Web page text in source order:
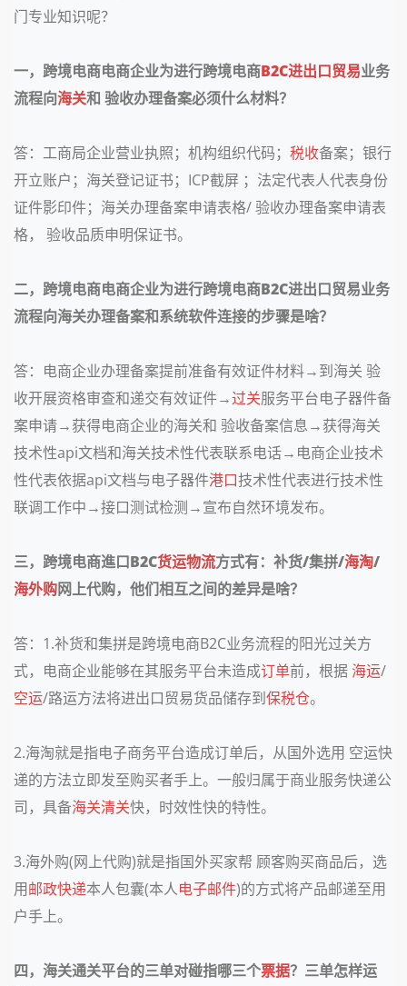
门专业知识呢？
一，跨境电商电商企业为进行跨境电商B2C进出口贸易业务
流程向海关和 验收办理备案必须什么材料？
答：工商局企业营业执照；机构组织代码； 税收备案；银行
开立账户；海关登记证书； ICP截屏 ；法定代表人代表身份
证件影印件；海关办理备案申请表格/验收办理备案申请表
格， 验收品质申明保证书。
二，跨境电商电商企业为进行跨境电商B2C进出口贸易业务
流程向海关办理备案和系统软件连接的步骤是啥？
答：电商企业办理备案提前准备有效证件材料→到海关 验
收开展资格审查和递交有效证件→过关服务平台电子器件备
案申请→获得电商企业的海关和 验收备案信息→获得海关
技术性api文档和海关技术性代表联系电话→电商企业技术
性代表依据api文档与电子器件港口技术性代表进行技术性
联调工作中→接口测试检测→宣布自然环境发布。
三，跨境电商進口B2C货运物流方式有：补货/集拼/海淘/
海外购网上代购，他们相互之间的差异是啥？
答： 1.补货和集拼是跨境电商B2C业务流程的阳光过关方
式，电商企业能够在其服务平台未造成订单前，根据 海运/
空运/路运方法将进出口贸易货品储存到保税仓。
2.海淘就是指电子商务平台造成订单后，从国外选用 空运快
递的方法立即发至购买者手上。一般归属于商业服务快递公
司，具备海关清关快，时效性快的特性。
3.海外购(网上代购)就是指国外买家帮 顾客购买商品后，选
用邮政快递本人包囊(本人电子邮件)的方式将产品邮递至用
户手上。
四，海关通关平台的三单对碰指哪三个票据？三单怎样运